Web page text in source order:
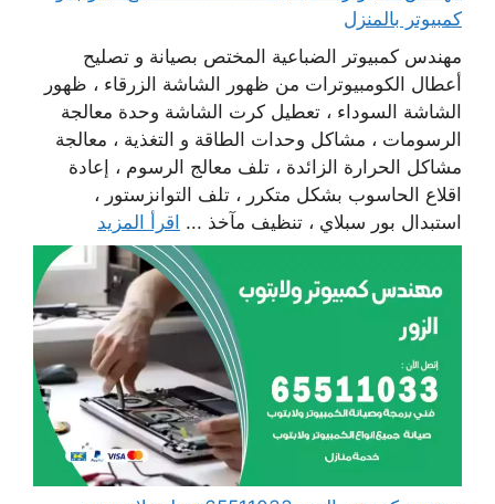
كمبيوتر بالمنزل
مهندس كمبيوتر الضباعية المختص بصيانة و تصليح
أعطال الكومبيوترات من ظهور الشاشة الزرقاء ، ظهور
الشاشة السوداء ، تعطيل كرت الشاشة وحدة معالجة
الرسومات ، مشاكل وحدات الطاقة و التغذية ، معالجة
مشاكل الحرارة الزائدة ، تلف معالج الرسوم ، إعادة
اقلاع الحاسوب بشكل متكرر ، تلف التوانزستور ،
استبدال بور سبلاي ، تنظيف مآخذ ... اقرأ المزيد